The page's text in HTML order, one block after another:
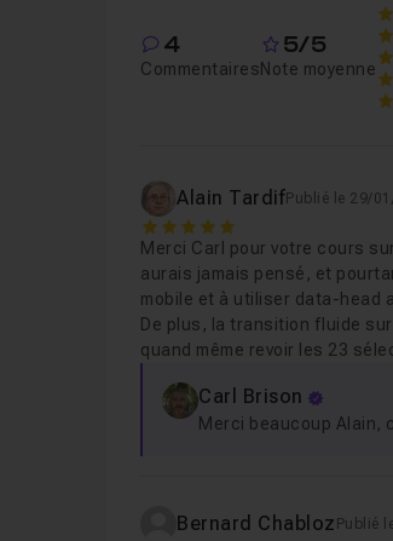
4
Commentaires
5/5
Note moyenne
Alain TardifPublié le 29/
5
Merci Carl pour votre cours
aurais jamais pensé, et
mobile et à utiliser data-head
De plus, la transition fluide
quand même revoir les 23
Carl Brison
Merci beaucoup Alain,
Bernard Chabloz Publié